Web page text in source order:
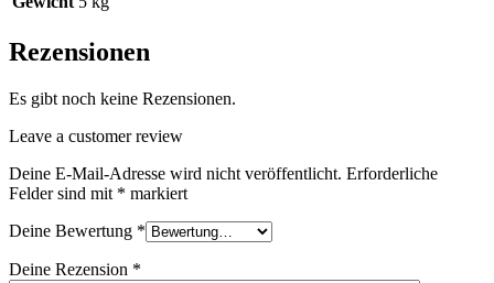
Rezensionen
Es gibt noch keine Rezensionen.
Leave a customer review
Deine E-Mail-Adresse wird nicht veröffentlicht. Erforderliche
Felder sind mit * markiert
Deine Bewertung *
Deine Rezension *